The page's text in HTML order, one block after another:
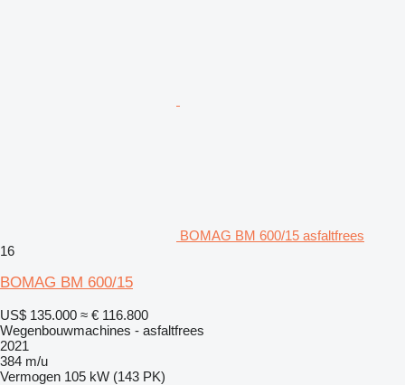
BOMAG BM 600/15 asfaltfrees
16
BOMAG BM 600/15
US$ 135.000 ≈ € 116.800
Wegenbouwmachines - asfaltfrees
2021
384 m/u
Vermogen 105 kW (143 PK)